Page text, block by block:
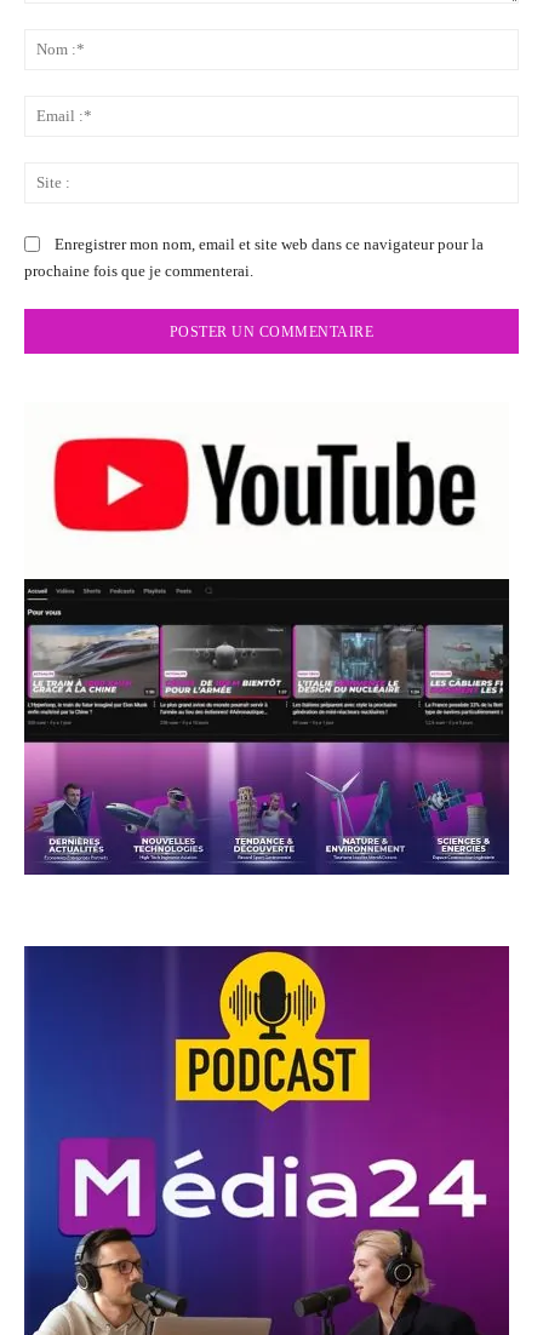
Enregistrer mon nom, email et site web dans ce navigateur pour la
prochaine fois que je commenterai.